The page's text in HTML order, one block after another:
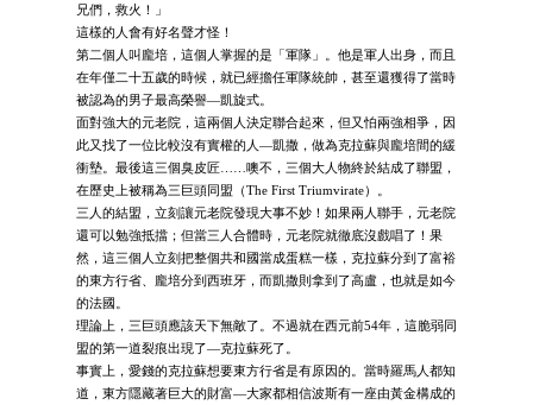
兄們，救火！」
這樣的人會有好名聲才怪！
第二個人叫龐培，這個人掌握的是「軍隊」。他是軍人出身，而且
在年僅二十五歲的時候，就已經擔任軍隊統帥，甚至還獲得了當時
被認為的男子最高榮譽—凱旋式。
面對強大的元老院，這兩個人決定聯合起來，但又怕兩強相爭，因
此又找了一位比較沒有實權的人—凱撒，做為克拉蘇與龐培間的緩
衝墊。最後這三個臭皮匠……噢不，三個大人物終於結成了聯盟，
在歷史上被稱為三巨頭同盟（The First Triumvirate）。
三人的結盟，立刻讓元老院發現大事不妙！如果兩人聯手，元老院
還可以勉強抵擋；但當三人合體時，元老院就徹底沒戲唱了！果
然，這三個人立刻把整個共和國當成蛋糕一樣，克拉蘇分到了富裕
的東方行省、龐培分到西班牙，而凱撒則拿到了高盧，也就是如今
的法國。
理論上，三巨頭應該天下無敵了。不過就在西元前54年，這脆弱同
盟的第一道裂痕出現了—克拉蘇死了。
事實上，愛錢的克拉蘇想要東方行省是有原因的。當時羅馬人都知
道，東方隱藏著巨大的財富—大家都相信波斯有一座由黃金構成的